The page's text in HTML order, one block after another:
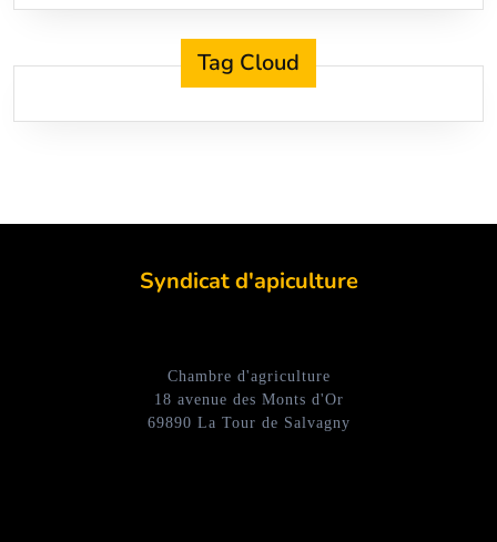
Tag Cloud
Syndicat d'apiculture
Chambre d'agriculture
18 avenue des Monts d'Or
69890 La Tour de Salvagny